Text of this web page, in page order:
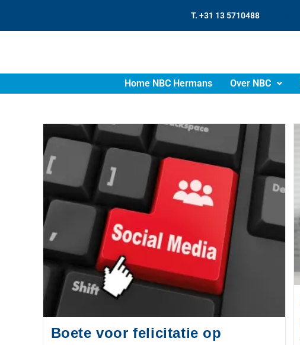
T. +31 13 5710488
Home NBC Hermans Over NBC
Boete voor felicitatie op